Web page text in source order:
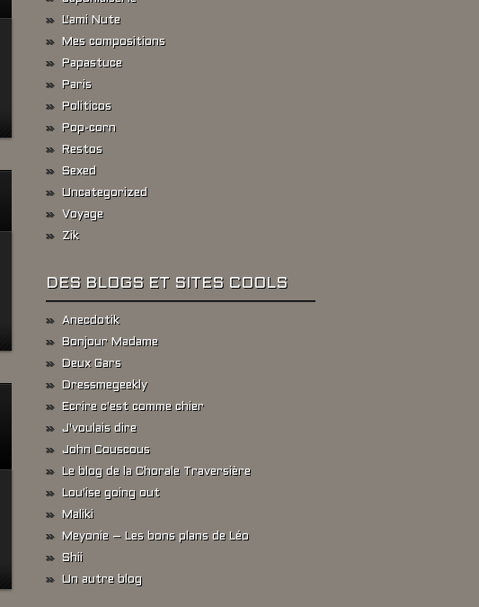
L'ami Nute
Mes compositions
Papastuce
Paris
Politicos
Pop-corn
Restos
Sexed
Uncategorized
Voyage
Zik
DES BLOGS ET SITES COOLS
Anecdotik
Bonjour Madame
Deux Gars
Dressmegeekly
Ecrire c'est comme chier
J'voulais dire
John Couscous
Le blog de la Chorale Traversière
Lou'ise going out
Maliki
Meyonie – Les bons plans de Léo
Shii
Un autre blog